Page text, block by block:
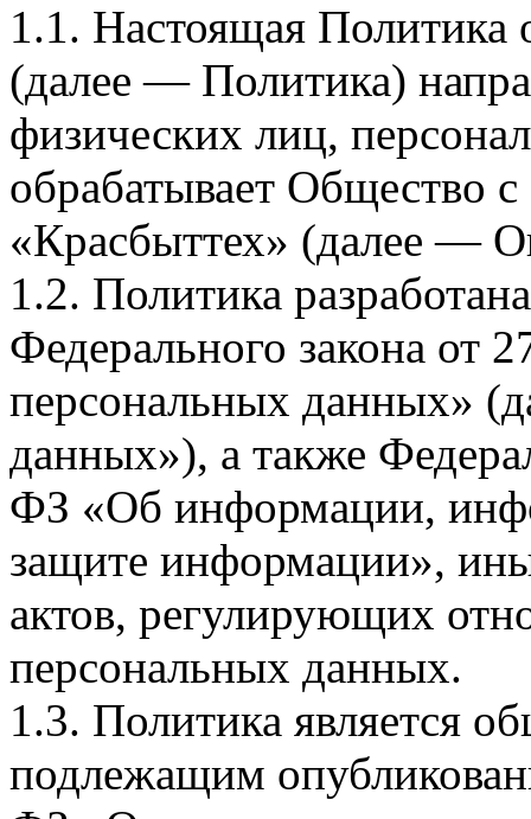
1.1. Настоящая Политика
(далее — Политика)
физических лиц,
обрабатывает Общество
«Красбыттех» (далее —
1.2. Политика
Федерального закона
персональных данных»
данных»), а также
ФЗ «Об информации,
защите информации»,
актов, регулирующих
персональных данных.
1.3. Политика является
подлежащим